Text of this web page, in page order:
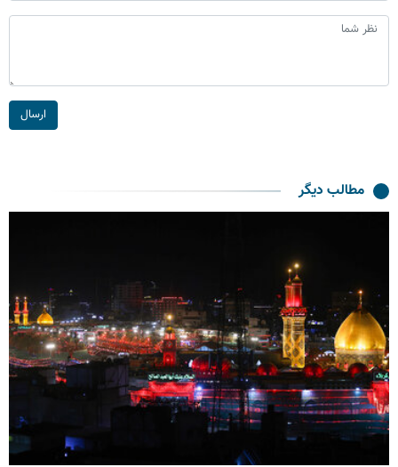
ارسال
مطالب دیگر